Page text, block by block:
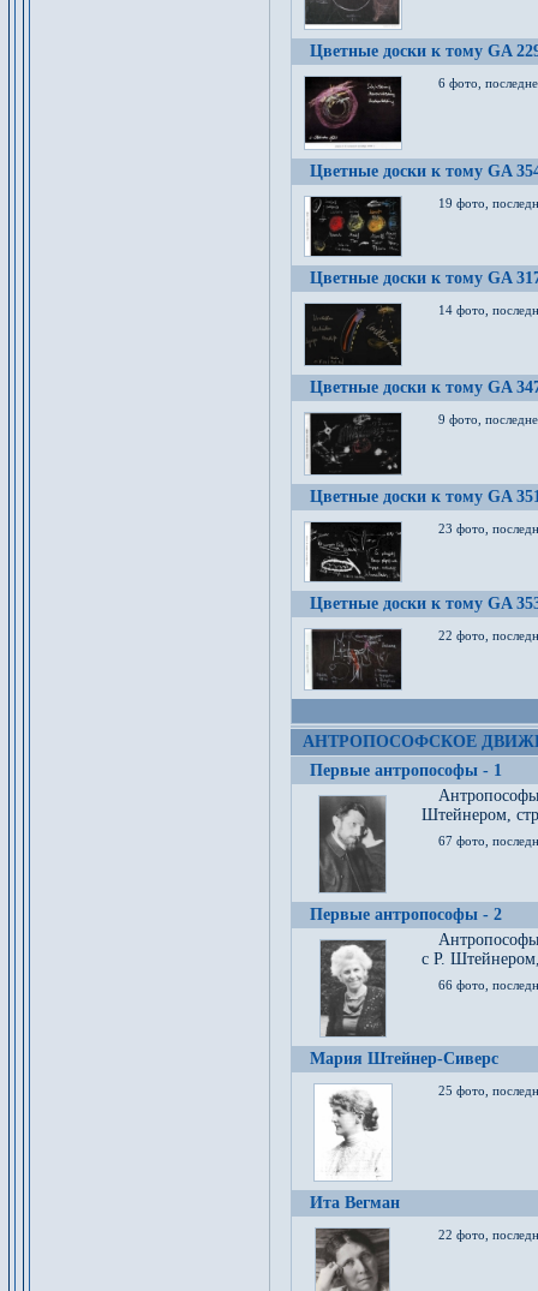
Цветные доски к тому GA
6 фото,
Цветные доски к тому GA
19 фото,
Цветные доски к тому GA
14 фото,
Цветные доски к тому GA
9 фото,
Цветные доски к тому GA
23 фото,
Цветные доски к тому GA
22 фото,
АНТРОПОСОФСКОЕ
Первые антропософы - 1
Штейнером,
67 фото,
Первые антропософы - 2
с Р.
66 фото,
Мария Штейнер-Сиверс
25 фото,
Ита Вегман
22 фото,